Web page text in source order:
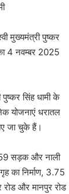
मुख्यमंत्री पुष्कर
4 नवम्बर 2025
पुष्कर सिंह धामी के
योजनाएं धरातल
जा चुके हैं।
सड़क और नाली
का निर्माण, 3.75
रोड और मानपुर रोड